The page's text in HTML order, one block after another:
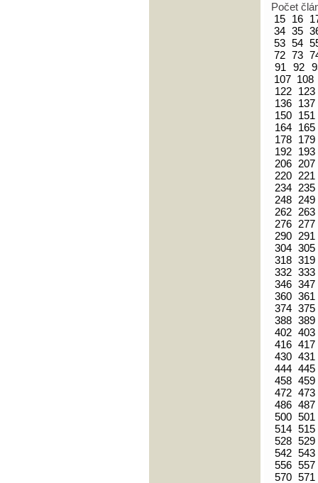
Počet
15 16
34 35
53 54
72 73
91
92
107 108
122
123
136
137
150
151
164
165
178
179
192
193
206 207
220
221
234
235
248
249
262
263
276
277
290
291
304 305
318 319
332 333
346 347
360 361
374 375
388 389
402 403
416 417
430 431
444 445
458 459
472 473
486 487
500 501
514 515
528 529
542 543
556 557
570 571